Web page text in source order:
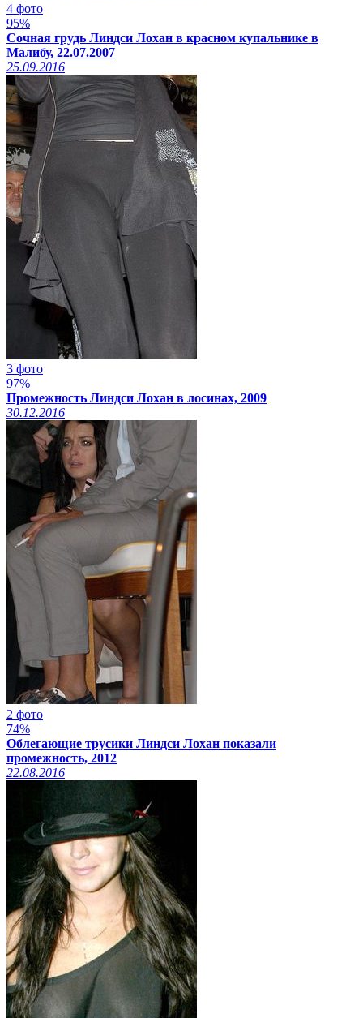
4 фото
95%
Сочная грудь Линдси Лохан в красном купальнике в
Малибу, 22.07.2007
25.09.2016
3 фото
97%
Промежность Линдси Лохан в лосинах, 2009
30.12.2016
2 фото
74%
Облегающие трусики Линдси Лохан показали
промежность, 2012
22.08.2016